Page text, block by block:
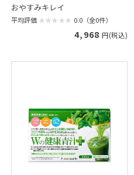
おやすみキレイ
平均評価 0.0（全0件）
4,968 円(税込)